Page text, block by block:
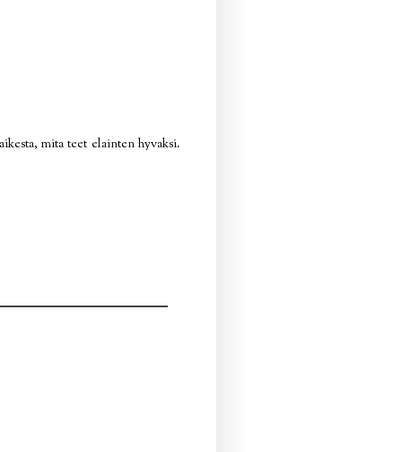
mita teet elainten hyvaksi.